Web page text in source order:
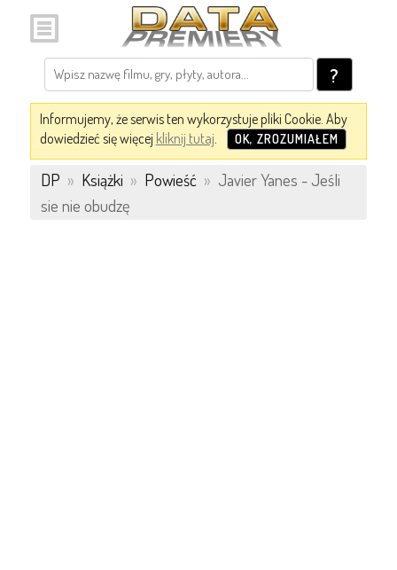
?
Informujemy, że serwis ten wykorzystuje pliki Cookie. Aby
dowiedzieć się więcej kliknij tutaj. OK, ZROZUMIAŁEM
DP » Książki » Powieść » Javier Yanes - Jeśli
sie nie obudzę